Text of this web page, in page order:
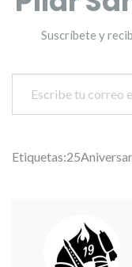
Suscríbete y
Escribe tu correo electrónico…
Etiquetas: